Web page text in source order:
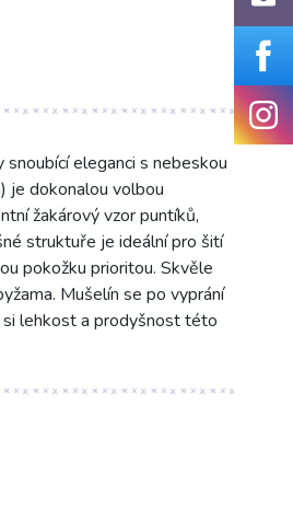
eleganci s nebeskou
je dokonalou volbou
žakárový vzor puntíků,
struktuře je ideální pro šití
pokožku prioritou. Skvěle
Mušelín se po vyprání
si lehkost a prodyšnost této